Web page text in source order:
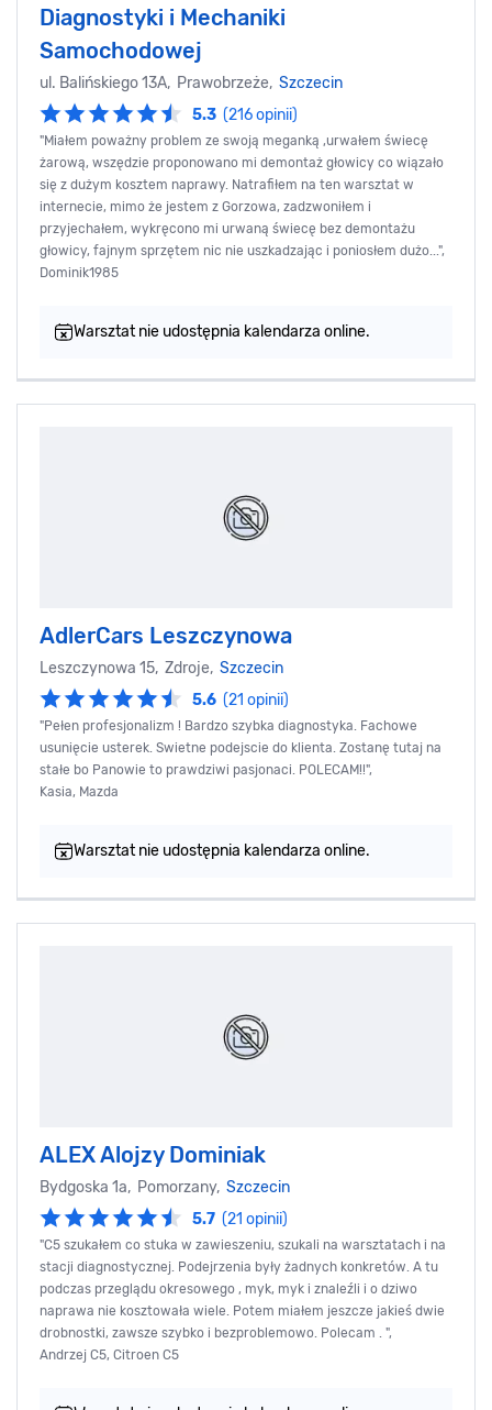
Diagnostyki i Mechaniki
Samochodowej
ul. Balińskiego 13A, Prawobrzeże, Szczecin
5.3 (216 opinii)
"Miałem poważny problem ze swoją meganką ,urwałem świecę
żarową, wszędzie proponowano mi demontaż głowicy co wiązało
się z dużym kosztem naprawy. Natrafiłem na ten warsztat w
internecie, mimo że jestem z Gorzowa, zadzwoniłem i
przyjechałem, wykręcono mi urwaną świecę bez demontażu
głowicy, fajnym sprzętem nic nie uszkadzając i poniosłem dużo...",
Dominik1985
Warsztat nie udostępnia kalendarza online.
AdlerCars Leszczynowa
Leszczynowa 15, Zdroje, Szczecin
5.6 (21 opinii)
"Pełen profesjonalizm ! Bardzo szybka diagnostyka. Fachowe
usunięcie usterek. Swietne podejscie do klienta. Zostanę tutaj na
stałe bo Panowie to prawdziwi pasjonaci. POLECAM!!",
Kasia, Mazda
Warsztat nie udostępnia kalendarza online.
ALEX Alojzy Dominiak
Bydgoska 1a, Pomorzany, Szczecin
5.7 (21 opinii)
"C5 szukałem co stuka w zawieszeniu, szukali na warsztatach i na
stacji diagnostycznej. Podejrzenia były żadnych konkretów. A tu
podczas przeglądu okresowego , myk, myk i znaleźli i o dziwo
naprawa nie kosztowała wiele. Potem miałem jeszcze jakieś dwie
drobnostki, zawsze szybko i bezproblemowo. Polecam . ",
Andrzej C5, Citroen C5